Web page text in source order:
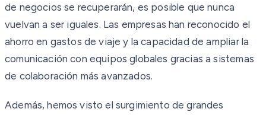
de negocios se recuperarán, es posible que nunca
vuelvan a ser iguales. Las empresas han reconocido el
ahorro en gastos de viaje y la capacidad de ampliar la
comunicación con equipos globales gracias a sistemas
de colaboración más avanzados.
Además, hemos visto el surgimiento de grandes